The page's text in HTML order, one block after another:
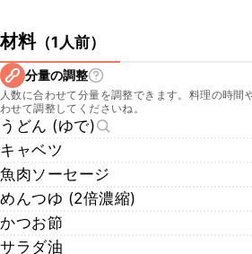
材料（1人前）
分量の調整
人数に合わせて分量を調整できます。料理の時間
わせて調整してくださいね。
うどん (ゆで)
キャベツ
魚肉ソーセージ
めんつゆ (2倍濃縮)
かつお節
サラダ油